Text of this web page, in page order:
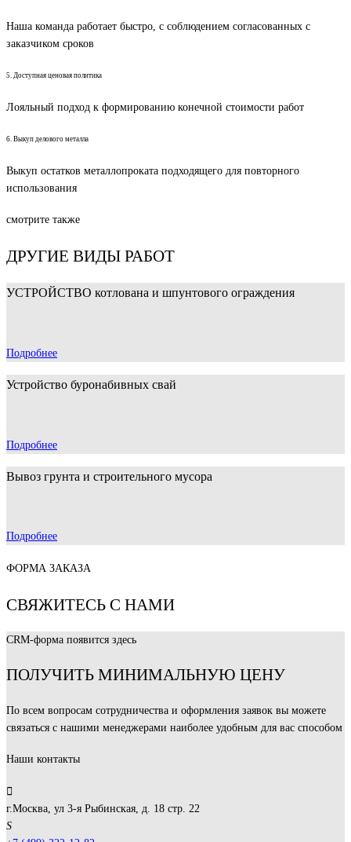
Наша команда работает быстро, с соблюдением согласованных с
заказчиком сроков
5. Доступная ценовая политика
Лояльный подход к формированию конечной стоимости работ
6. Выкуп делового металла
Выкуп остатков металлопроката подходящего для повторного
использования
смотрите также
ДРУГИЕ ВИДЫ РАБОТ
УСТРОЙСТВО котлована и шпунтового ограждения
Подробнее
Устройство буронабивных свай
Подробнее
Вывоз грунта и строительного мусора
Подробнее
ФОРМА ЗАКАЗА
СВЯЖИТЕСЬ С НАМИ
CRM-форма появится здесь
ПОЛУЧИТЬ МИНИМАЛЬНУЮ ЦЕНУ
По всем вопросам сотрудничества и оформления заявок вы можете
связаться с нашими менеджерами наиболее удобным для вас способом
Наши контакты
г.Москва, ул 3-я Рыбинская, д. 18 стр. 22